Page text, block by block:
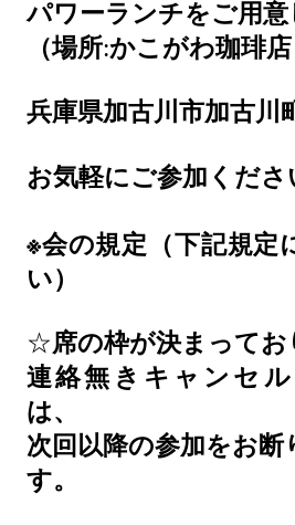
パワーランチをご用意
（場所:かこがわ珈琲店
兵庫県加古川市加古川
お気軽にご参加くださ
※会の規定（下記規定
い）
☆席の枠が決まってお
連絡無きキャンセ
は、
次回以降の参加をお断
す。